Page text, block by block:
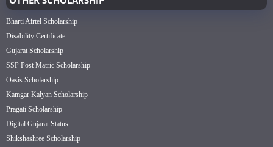
Bharti Airtel Scholarship
Disability Certificate
Gujarat Scholarship
SSP Post Matric Scholarship
Oasis Scholarship
Kamgar Kalyan Scholarship
Pragati Scholarship
Digital Gujarat Status
Shikshashree Scholarship